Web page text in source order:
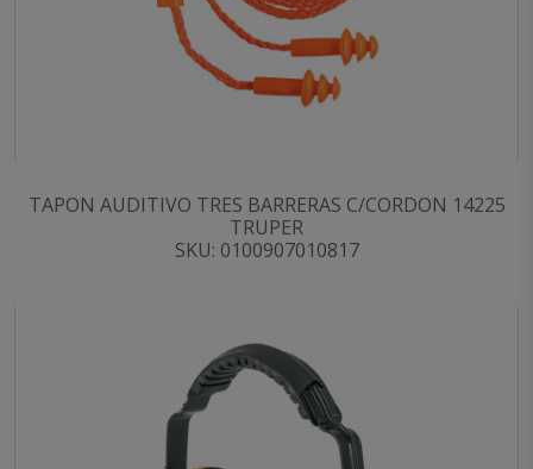
TAPON AUDITIVO TRES BARRERAS C/CORDON 14225
TRUPER
SKU: 0100907010817